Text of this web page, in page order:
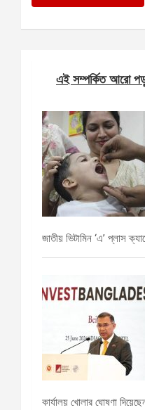
এই সম্পর্কিত আরো
জাতীয় ভিটামিন ‘এ’ প্লাস
কার্যালয় খোলার ঘোষণা